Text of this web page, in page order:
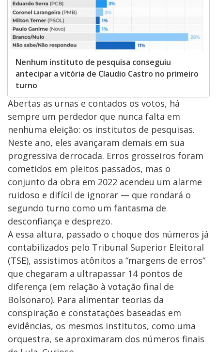
Nenhum instituto de pesquisa conseguiu
antecipar a vitória de Claudio Castro no primeiro
turno
Abertas as urnas e contados os votos, há
sempre um perdedor que nunca falta em
nenhuma eleição: os institutos de pesquisas.
Neste ano, eles avançaram demais em sua
progressiva derrocada. Erros grosseiros foram
cometidos em pleitos passados, mas o
conjunto da obra em 2022 acendeu um alarme
ruidoso e difícil de ignorar — que rondará o
segundo turno como um fantasma de
desconfiança e desprezo.
A essa altura, passado o choque dos números já
contabilizados pelo Tribunal Superior Eleitoral
(TSE), assistimos atônitos a “margens de erros“
que chegaram a ultrapassar 14 pontos de
diferença (em relação à votação final de
Bolsonaro). Para alimentar teorias da
conspiração e constatações baseadas em
evidências, os mesmos institutos, como uma
orquestra, se aproximaram dos números finais